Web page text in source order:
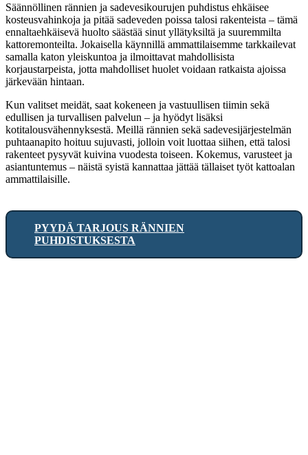
Säännöllinen rännien ja sadevesikourujen puhdistus ehkäisee
kosteusvahinkoja ja pitää sadeveden poissa talosi rakenteista – tämä
ennaltaehkäisevä huolto säästää sinut yllätyksiltä ja suuremmilta
kattoremonteilta. Jokaisella käynnillä ammattilaisemme tarkkailevat
samalla katon yleiskuntoa ja ilmoittavat mahdollisista
korjaustarpeista, jotta mahdolliset huolet voidaan ratkaista ajoissa
järkevään hintaan.
Kun valitset meidät, saat kokeneen ja vastuullisen tiimin sekä
edullisen ja turvallisen palvelun – ja hyödyt lisäksi
kotitalousvähennyksestä. Meillä rännien sekä sadevesijärjestelmän
puhtaanapito hoituu sujuvasti, jolloin voit luottaa siihen, että talosi
rakenteet pysyvät kuivina vuodesta toiseen. Kokemus, varusteet ja
asiantuntemus – näistä syistä kannattaa jättää tällaiset työt kattoalan
ammattilaisille.
PYYDÄ TARJOUS RÄNNIEN
PUHDISTUKSESTA